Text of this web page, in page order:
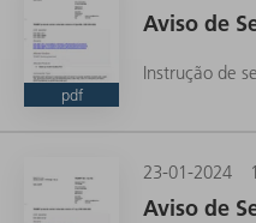
pdf
Aviso de
Instrução de
23-01-2024
Aviso de